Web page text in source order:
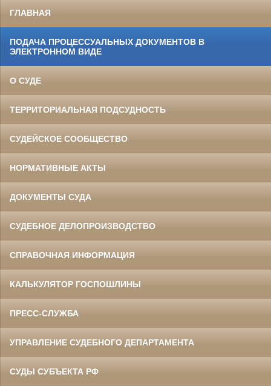
ГЛАВНАЯ
ПОДАЧА ПРОЦЕССУАЛЬНЫХ ДОКУМЕНТОВ В
ЭЛЕКТРОННОМ ВИДЕ
О СУДЕ
ТЕРРИТОРИАЛЬНАЯ ПОДСУДНОСТЬ
СУДЕЙСКОЕ СООБЩЕСТВО
НОРМАТИВНЫЕ АКТЫ
ДОКУМЕНТЫ СУДА
СУДЕБНОЕ ДЕЛОПРОИЗВОДСТВО
СПРАВОЧНАЯ ИНФОРМАЦИЯ
КАЛЬКУЛЯТОР ГОСПОШЛИНЫ
ПРЕСС-СЛУЖБА
УПРАВЛЕНИЕ СУДЕБНОГО ДЕПАРТАМЕНТА
СУДЫ СУБЪЕКТА РФ